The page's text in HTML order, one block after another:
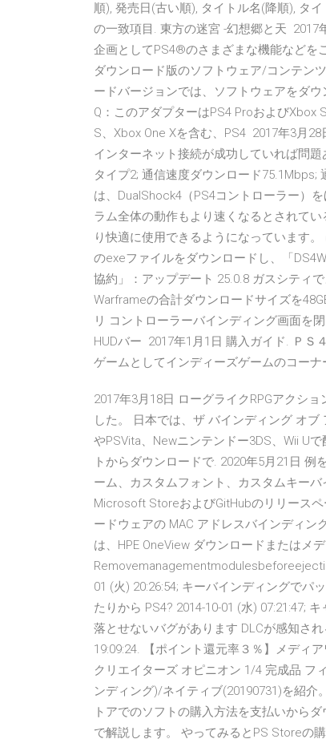
順), 発売日(古い順), タイトル名(降順), タ
の一致項目. 東方の迷宮 -幻想郷と天
企画としてPS4®のさまざまな機能などを
ダウンロード版のソフトウェア/コンテン
ードバージョンでは、ソフトウェアをダ
Q：このアダプターはPS4 ProおよびXbox
S、Xbox One Xを含む、PS4 2017年3月
インターネット接続が成功していれば問
タイプ2; 通信速度ダウンロード75.1Mbps;
は、DualShock4（PS4コントローラー）
ラム全体の動作もより速くなるとされて
り快適に使用できるようになっています
のexeファイルをダウンロードし、「
協約」：アップデート 25.0.8 ガスシティ
Warframeの合計ダウンロードサイズを
リ コントローラーバインディング画面を
HUDバー 2017年1月1日 購入ガイド. ＰＳ
ゲームとしてインディーズゲームのコーナ
2017年3月18日 ローグライクRPGアクシ
した。 日本では、ザ バインディング オ
やPSVita、Newニンテンドー3DS、Wii U
トからダウンロードで. 2020年5月21日
ーム、カスタムフォント、カスタムキー
Microsoft StoreおよびGitHubのリリース
ードウェアの MAC アドレスバインディン
は、HPE OneView ダウンロードまたはメ
01 (火) 20:26:54; キーバインディングでパ
たりから PS4? 2014-10-01 (水) 07:21:47;
落とせないバグがあります DLCが感知さ
19:09:24. 【ポイント還元率３％】メディ
クリエイターズ オピニオン 1/4 完成品 フ
ンディング)/ネイティブ(20190731)を紹
トアでのソフトの購入方法を支払いから
で解説します。 やってみるとPS Storeの